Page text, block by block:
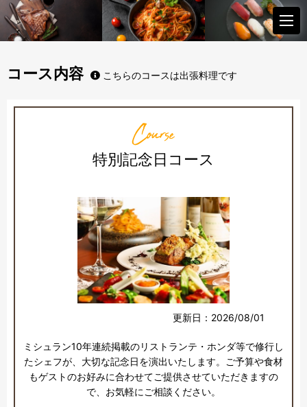
コース内容 こちらのコースは出張料理です
Course
特別記念日コース
更新日：2026/08/01
ミシュラン10年連続掲載のリストランテ・ホンダ等で修行し
たシェフが、大切な記念日を演出いたします。ご予算や食材
もゲストのお好みに合わせてご提供させていただきますの
で、お気軽にご相談ください。